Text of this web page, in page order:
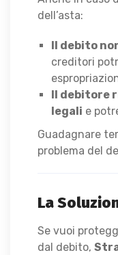
dell’asta:
Il debito
creditori
Il debitore
legali e
Guadagnare
problema del
La
Se vuoi
dal debito,